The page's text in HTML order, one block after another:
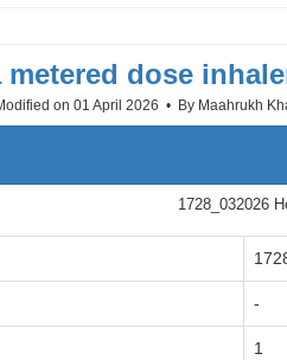
metered dose
on 01 April 2026 By Maahrukh
1728_032026
-
1